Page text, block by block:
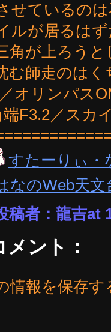
せているの
ルが居るは
角が上ろう
む師走のは
オリンパス
F3.2／スカ
すたーりぃ・
なのWeb天文
稿者：龍吉at
ント：
情報を保存す